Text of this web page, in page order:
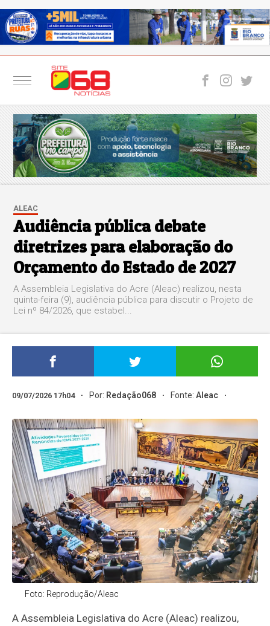
ALEAC
Audiência pública debate
diretrizes para elaboração do
Orçamento do Estado de 2027
A Assembleia Legislativa do Acre (Aleac) realizou, nesta
quinta-feira (9), audiência pública para discutir o Projeto de
Lei nº 84/2026, que estabel...
09/07/2026 17h04 Por: Redação068 Fonte:Aleac
Foto: Reprodução/Aleac
A Assembleia Legislativa do Acre (Aleac) realizou,